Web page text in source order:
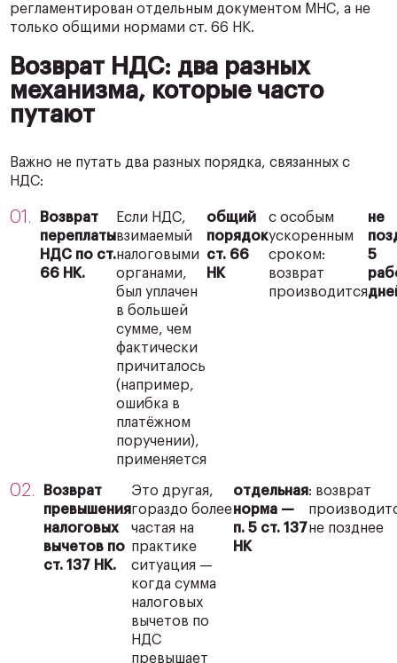
регламентирован отдельным документом МНС, а не
только общими нормами ст. 66 НК.
Возврат НДС: два разных
механизма, которые часто
путают
Важно не путать два разных порядка, связанных с
НДС:
Возврат
переплаты
НДС по ст.
66 НК.
Если НДС,
взимаемый
налоговыми
органами,
был уплачен
в большей
сумме, чем
фактически
причиталось
(например,
ошибка в
платёжном
поручении),
применяется
общий
порядок
ст. 66
НК
с особым
ускоренным
сроком:
возврат
производится
не
5
Возврат
превышения
налоговых
вычетов по
ст. 137 НК.
Это другая,
гораздо более
частая на
практике
ситуация —
когда сумма
налоговых
вычетов по
НДС
превышает
отдельная
норма —
п. 5 ст. 137
НК
: возврат
не позднее